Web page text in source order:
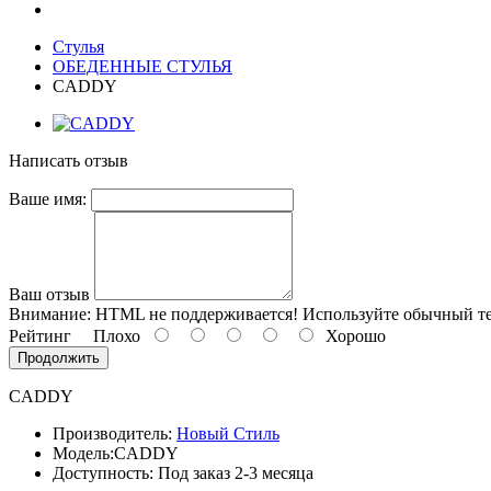
Стулья
ОБЕДЕННЫЕ СТУЛЬЯ
CADDY
Написать отзыв
Ваше имя:
Ваш отзыв
Внимание: HTML не поддерживается! Используйте обычный
Рейтинг Плохо Хорошо
Продолжить
CADDY
Производитель: Новый Стиль
Модель:CADDY
Доступность: Под заказ 2-3 месяца